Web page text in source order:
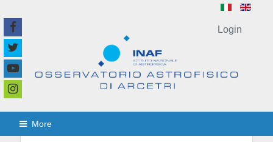
More
Login